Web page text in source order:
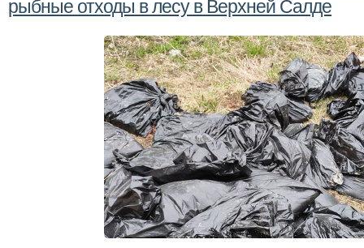
рыбные отходы в лесу в Верхней Салде